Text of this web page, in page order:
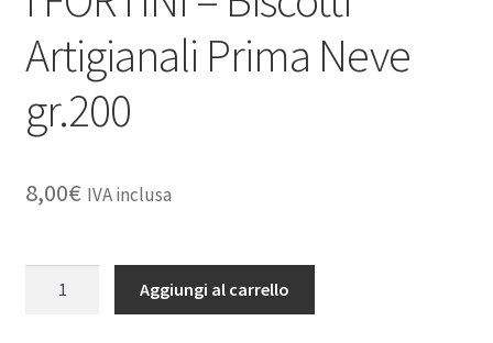
Dove Siamo
Il mio account
Le spedizioni sono sospese per tutto il mese di agosto
Spedizioni
Artigianali Prima Neve
gr.200
8,00€ IVA inclusa
Aggiungi al carrello